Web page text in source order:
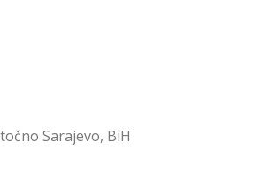
Sarajevo, BiH